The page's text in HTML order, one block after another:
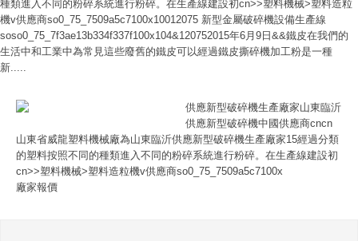
種類進入不同的粉碎系統進行粉碎。在生產線建設初cn>>塑料機械>塑料造粒
機v供應商so0_75_7509a5c7100x10012075 新型金屬破碎機設備生產線
soso0_75_7f3ae13b334f337f100x104&120752015年6月9日&&鐵皮在我們的
生活中和工業中為常見這些廢舊的鐵皮可以經過鐵皮撕碎機加工粉是一種
新.....
供應新型破碎機生產廠家山東臨沂
供應新型破碎機中國供應商cncn
山東省威龍塑料機械廠為山東臨沂供應新型破碎機生產廠家15經過分類
的塑料按照不同的種類進入不同的粉碎系統進行粉碎。在生產線建設初
cn>>塑料機械>塑料造粒機v供應商so0_75_7509a5c7100x
廠家報價